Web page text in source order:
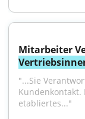
"...Sie
etabliertes..."